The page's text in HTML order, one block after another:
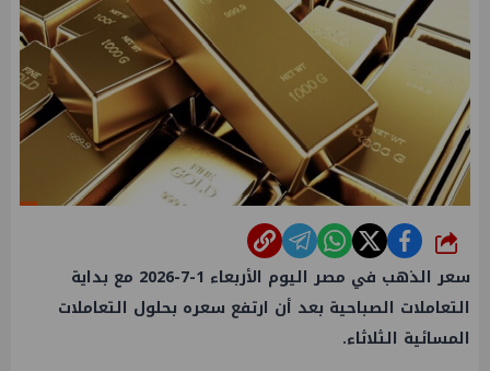
شارك
سعر الذهب في مصر اليوم الأربعاء 1-7-2026 مع بداية
التعاملات الصباحية بعد أن ارتفع سعره بحلول التعاملات
المسائية الثلاثاء.